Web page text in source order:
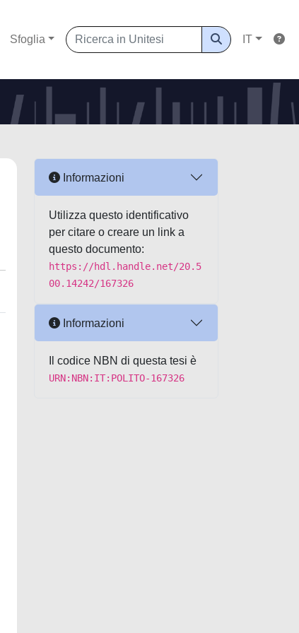
Sfoglia IT
Informazioni
Utilizza questo identificativo
per citare o creare un link a
questo documento:
https://hdl.handle.net/20.5
00.14242/167326
Informazioni
Il codice NBN di questa tesi è
URN:NBN:IT:POLITO-167326